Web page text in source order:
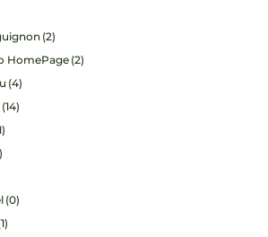
(2)
HomePage (2)
(4)
(14)
(0)